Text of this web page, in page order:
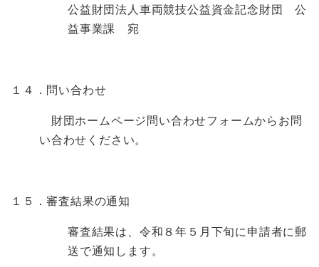
公益財団法人車両競技公益資金記念財団 公
益事業課 宛
１４．問い合わせ
財団ホームページ問い合わせフォームからお問
い合わせください。
１５．審査結果の通知
審査結果は、令和８年５月下旬に申請者に郵
送で通知します。